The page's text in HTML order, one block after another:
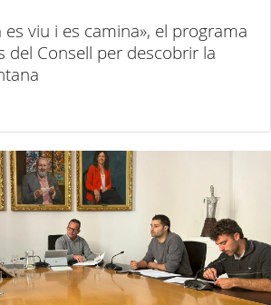
es viu i es camina», el programa
del Consell per descobrir la